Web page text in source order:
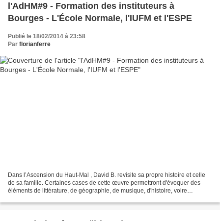
l'AdHM#9 - Formation des instituteurs à
Bourges - L'École Normale, l'IUFM et l'ESPE
Publié le 18/02/2014 à 23:58
Par florianferre
Dans l’Ascension du Haut-Mal , David B. revisite sa propre histoire et celle
de sa famille. Certaines cases de cette œuvre permettront d'évoquer des
éléments de littérature, de géographie, de musique, d'histoire, voire